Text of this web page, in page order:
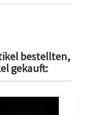
bestellten,
gekauft: